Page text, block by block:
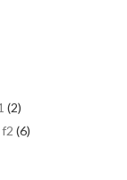
(2)
(6)